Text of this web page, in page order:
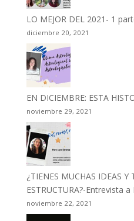
LO MEJOR DEL 2021- 1
diciembre 20, 2021
EN DICIEMBRE: ESTA
noviembre 29, 2021
¿TIENES MUCHAS IDEAS Y
ESTRUCTURA?-Entrevista
noviembre 22, 2021